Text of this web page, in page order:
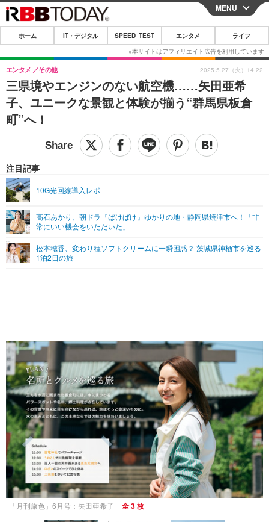
CLOSE
ホーム
IT・デジタル
IT・デジタルTOP スマートフォン
ガジェット・ツール
ショッピング その他
SPEED TEST
エンタメ
エンタメTOP 映画・ドラマ
音楽
グラビア ブログ
ペット
その他
リリース一覧
プッシュ通知の停止方法
MENU
ホーム IT・デジタル SPEED TEST エンタメ ライフ
三県境やエンジンのない航空機……矢田亜希
子、ユニークな景観と体験が揃う“群馬県板倉
町”へ！
エンタメ その他
注目記事
10G光回線導入レポ
髙石あかり、朝ドラ『ばけばけ』ゆかりの地・静岡県焼津市へ！「非
常にいい機会をいただいた」
松本穂香、変わり種ソフトクリームに一瞬困惑？ 茨城県神栖市を巡る
1泊2日の旅
2025.5.27（火）14:22
「月刊旅色」6月号：矢田亜希子 全 3 枚